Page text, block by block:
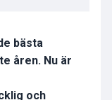
bästa
åren. Nu är
och